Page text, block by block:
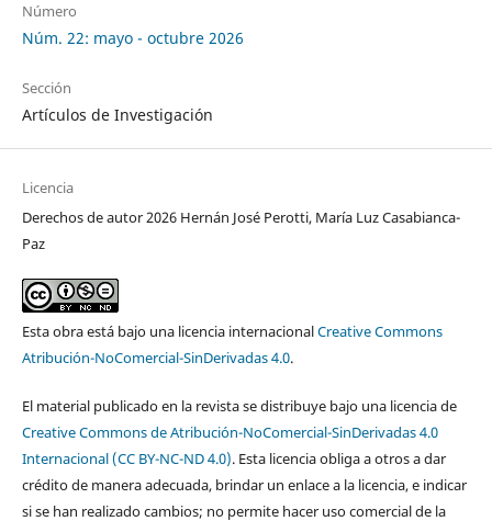
Número
Núm. 22: mayo - octubre 2026
Sección
Artículos de Investigación
Licencia
Derechos de autor 2026 Hernán José Perotti, María Luz Casabianca-
Paz
Esta obra está bajo una licencia internacionalCreative Commons
Atribución-NoComercial-SinDerivadas 4.0.
El material publicado en la revista se distribuye bajo una licencia de
Creative Commons de Atribución-NoComercial-SinDerivadas 4.0
Internacional (CC BY-NC-ND 4.0). Esta licencia obliga a otros a dar
crédito de manera adecuada, brindar un enlace a la licencia, e indicar
si se han realizado cambios; no permite hacer uso comercial de la